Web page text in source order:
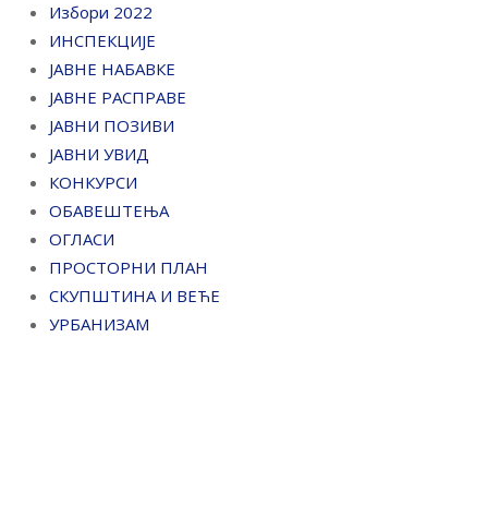
Избори 2022
ИНСПЕКЦИЈЕ
ЈАВНЕ НАБАВКЕ
ЈАВНЕ РАСПРАВЕ
ЈАВНИ ПОЗИВИ
ЈАВНИ УВИД
КОНКУРСИ
ОБАВЕШТЕЊА
ОГЛАСИ
ПРОСТОРНИ ПЛАН
СКУПШТИНА И ВЕЋЕ
УРБАНИЗАМ